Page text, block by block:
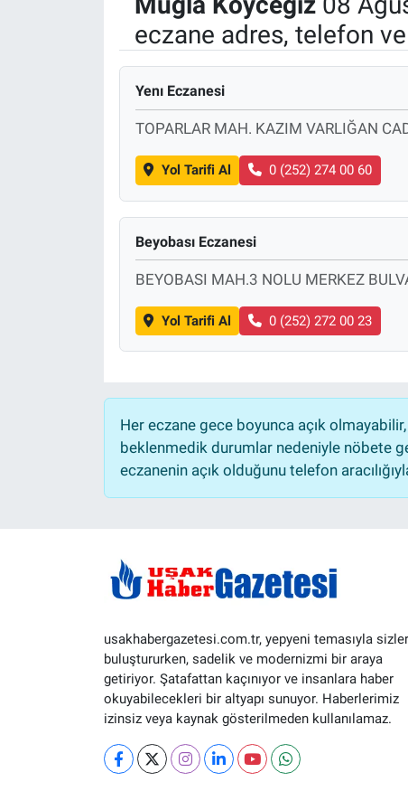
eczane adres, telefon
Yenı Eczanesi
TOPARLAR MAH. KAZIM VARLIĞAN
Yol Tarifi Al 0 (252) 274 00 60
Beyobası Eczanesi
BEYOBASI MAH.3 NOLU MERKEZ
Yol Tarifi Al 0 (252) 272 00 23
Her eczane gece boyunca açık
beklenmedik durumlar nedeniyle nöbete
eczanenin açık olduğunu telefon
usakhabergazetesi.com.tr, yepyeni temasıyla
buluştururken, sadelik ve modernizmi bir araya
getiriyor. Şatafattan kaçınıyor ve insanlara haber
okuyabilecekleri bir altyapı sunuyor. Haberlerimiz
izinsiz veya kaynak gösterilmeden kullanılamaz.
Uşak Haberleri